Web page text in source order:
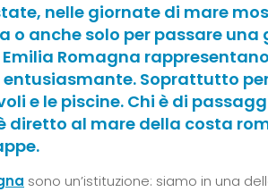
nelle giornate di mare
o anche solo per passare una
Romagna rappresentano
Soprattutto
e le piscine. Chi è di
diretto al mare della costa
sono un’istituzione: siamo in una